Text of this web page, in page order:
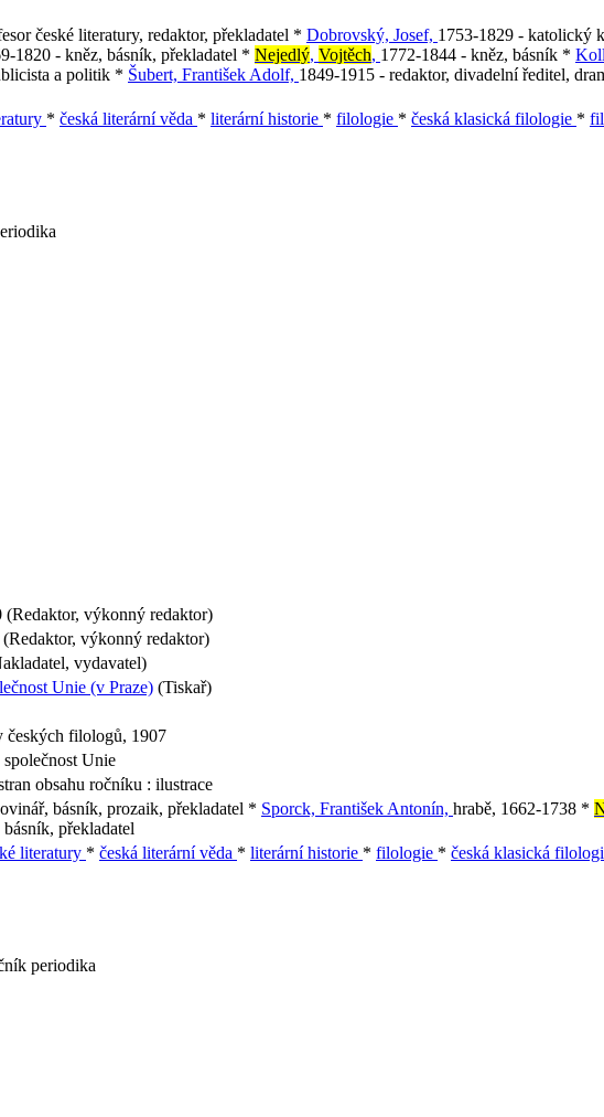
české literatury, redaktor, překladatel * Dobrovský, Josef, 1753-1829 - katolický
1820 - kněz, básník, překladatel * Nejedlý, Vojtěch, 1772-1844 - kněz, básník *
a politik * Šubert, František Adolf, 1849-1915 - redaktor, divadelní ředitel,
* česká literární věda * literární historie * filologie * česká klasická filologie *
(Redaktor, výkonný redaktor)
výkonný redaktor)
vydavatel)
Unie (v Praze) (Tiskař)
českých filologů, 1907
Unie
obsahu ročníku : ilustrace
básník, prozaik, překladatel * Sporck, František Antonín, hrabě, 1662-1738 *
překladatel
literatury * česká literární věda * literární historie * filologie * česká klasická
periodika